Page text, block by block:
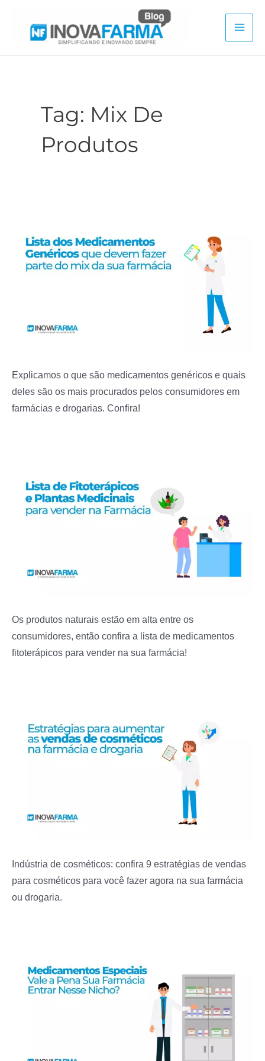
Main
Tag: Mix De
Produtos
Explicamos o que são medicamentos genéricos e quais
deles são os mais procurados pelos consumidores em
farmácias e drogarias. Confira!
Os produtos naturais estão em alta entre os
consumidores, então confira a lista de medicamentos
fitoterápicos para vender na sua farmácia!
Indústria de cosméticos: confira 9 estratégias de vendas
para cosméticos para você fazer agora na sua farmácia
ou drogaria.